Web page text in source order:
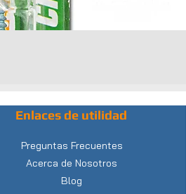
Enlaces de utilidad
Preguntas Frecuentes
Acerca de Nosotros
Blog